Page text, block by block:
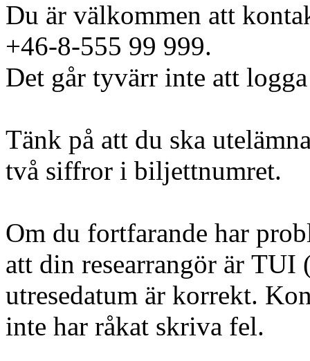
Du är välkommen att
+46-8-555 99 999.
Det går tyvärr inte att
Tänk på att du ska
två siffror i biljettnumret.
Om du fortfarande har
att din researrangör är TUI
utresedatum är korrekt.
inte har råkat skriva fel.